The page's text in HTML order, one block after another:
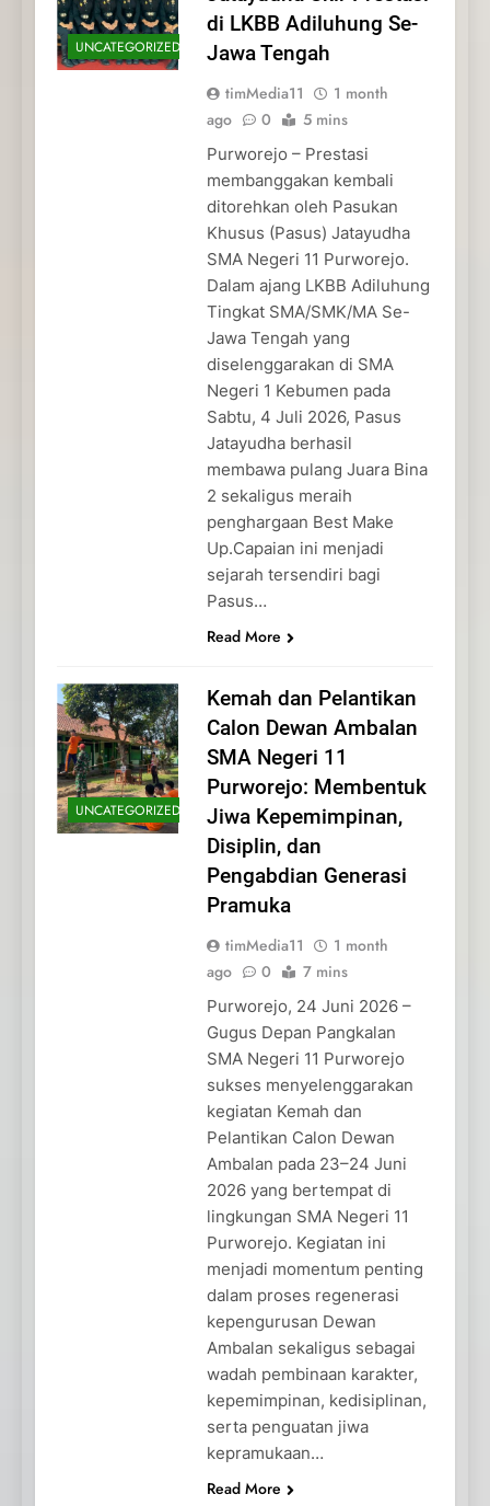
UNCATEGORIZED
di LKBB Adiluhung Se-
Jawa Tengah
timMedia11
1 month
ago
0 5 mins
Purworejo – Prestasi
membanggakan kembali
ditorehkan oleh Pasukan
Khusus (Pasus) Jatayudha
SMA Negeri 11 Purworejo.
Dalam ajang LKBB Adiluhung
Tingkat SMA/SMK/MA Se-
Jawa Tengah yang
diselenggarakan di SMA
Negeri 1 Kebumen pada
Sabtu, 4 Juli 2026, Pasus
Jatayudha berhasil
membawa pulang Juara Bina
2 sekaligus meraih
penghargaan Best Make
Up.Capaian ini menjadi
sejarah tersendiri bagi
Pasus…
Read More
UNCATEGORIZED
Kemah dan Pelantikan
Calon Dewan Ambalan
SMA Negeri 11
Purworejo: Membentuk
Jiwa Kepemimpinan,
Disiplin, dan
Pengabdian Generasi
Pramuka
timMedia11
1 month
ago
0 7 mins
Purworejo, 24 Juni 2026 –
Gugus Depan Pangkalan
SMA Negeri 11 Purworejo
sukses menyelenggarakan
kegiatan Kemah dan
Pelantikan Calon Dewan
Ambalan pada 23–24 Juni
2026 yang bertempat di
lingkungan SMA Negeri 11
Purworejo. Kegiatan ini
menjadi momentum penting
dalam proses regenerasi
kepengurusan Dewan
Ambalan sekaligus sebagai
wadah pembinaan karakter,
kepemimpinan, kedisiplinan,
serta penguatan jiwa
kepramukaan…
Read More